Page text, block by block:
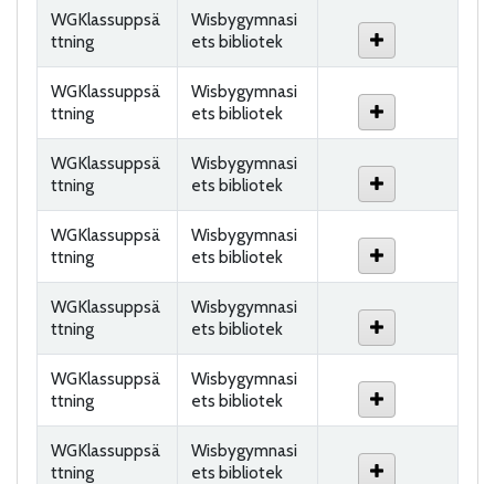
WGKlassuppsä
ttning
Wisbygymnasi
ets bibliotek
WGKlassuppsä
ttning
Wisbygymnasi
ets bibliotek
WGKlassuppsä
ttning
Wisbygymnasi
ets bibliotek
WGKlassuppsä
ttning
Wisbygymnasi
ets bibliotek
WGKlassuppsä
ttning
Wisbygymnasi
ets bibliotek
WGKlassuppsä
ttning
Wisbygymnasi
ets bibliotek
WGKlassuppsä
ttning
Wisbygymnasi
ets bibliotek